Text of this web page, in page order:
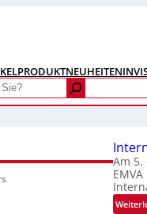
PRODUKTNEUHEITEN
Am